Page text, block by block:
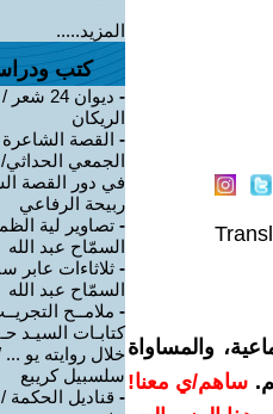
والمساواة
ساهم/ي معنا!
المزيد.....
كتب
-
ديوان 24
الريكان
- القصة
الجمعي الحداثي/
في دور القصة
ربيحة الرفاعي
- تصاوير لية
السمّاح عبد الله
- ثلاثاءات عابر
السمّاح عبد الله
- ملامــح
كتابـات السيـد
خلال روايته يو ...
سلسبيل كريبع
- قناديل الحكمة